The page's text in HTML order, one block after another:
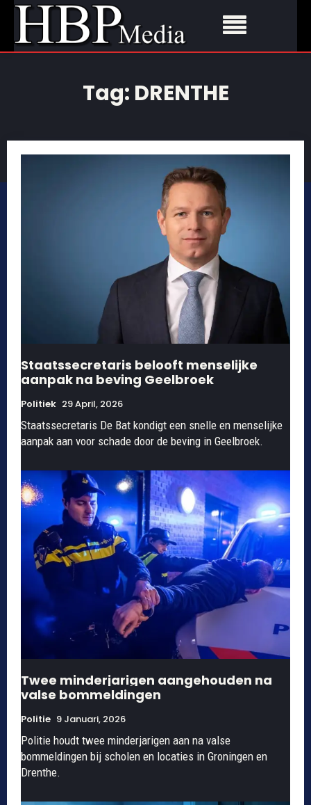
Tag: DRENTHE
Staatssecretaris belooft menselijke
aanpak na beving Geelbroek
Politiek 29 April, 2026
Staatssecretaris De Bat kondigt een snelle en menselijke
aanpak aan voor schade door de beving in Geelbroek.
Twee minderjarigen aangehouden na
valse bommeldingen
Politie 9 Januari, 2026
Politie houdt twee minderjarigen aan na valse
bommeldingen bij scholen en locaties in Groningen en
Drenthe.